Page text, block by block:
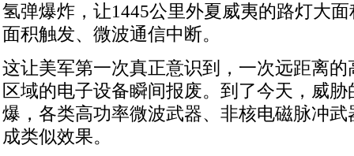
氢弹爆炸，让1445公里外夏威夷的路灯大
面积触发、微波通信中断。
这让美军第一次真正意识到，一次远距离
区域的电子设备瞬间报废。到了今天，威
爆，各类高功率微波武器、非核电磁脉冲
成类似效果。